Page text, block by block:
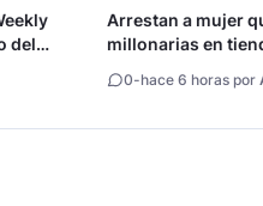
del
Arrestan a mujer
millonarias en
0-hace 6 horas por